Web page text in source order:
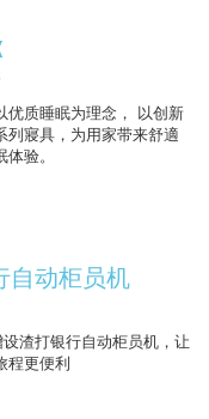
优质睡眠为理念， 以创新
列寢具，为用家带来舒適
验。
自动柜员机
渣打银行自动柜员机，让
程更便利